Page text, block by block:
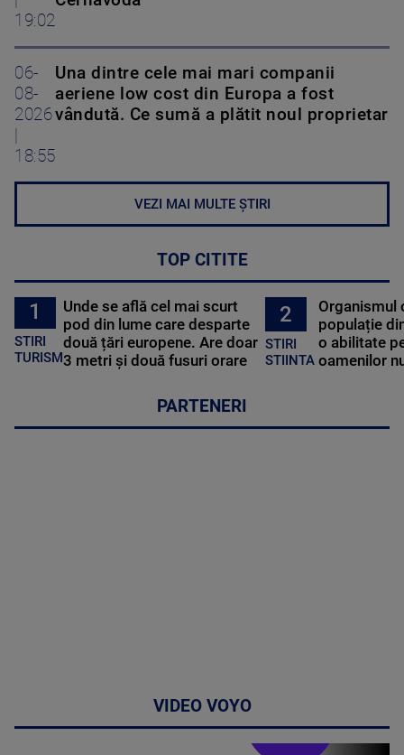
19:02
06-
08-
2026
18:55
Una dintre cele mai mari companii
aeriene low cost din Europa a fost
vândută. Ce sumă a plătit noul proprietar
VEZI MAI MULTE ȘTIRI
TOP CITITE
1
STIRI
TURISM
Unde se află cel mai scurt
pod din lume care desparte
două țări europene. Are doar
3 metri și două fusuri orare
2
STIRI
STIINTA
Organismul
populație
o abilitate
oamenilor
PARTENERI
VIDEO VOYO